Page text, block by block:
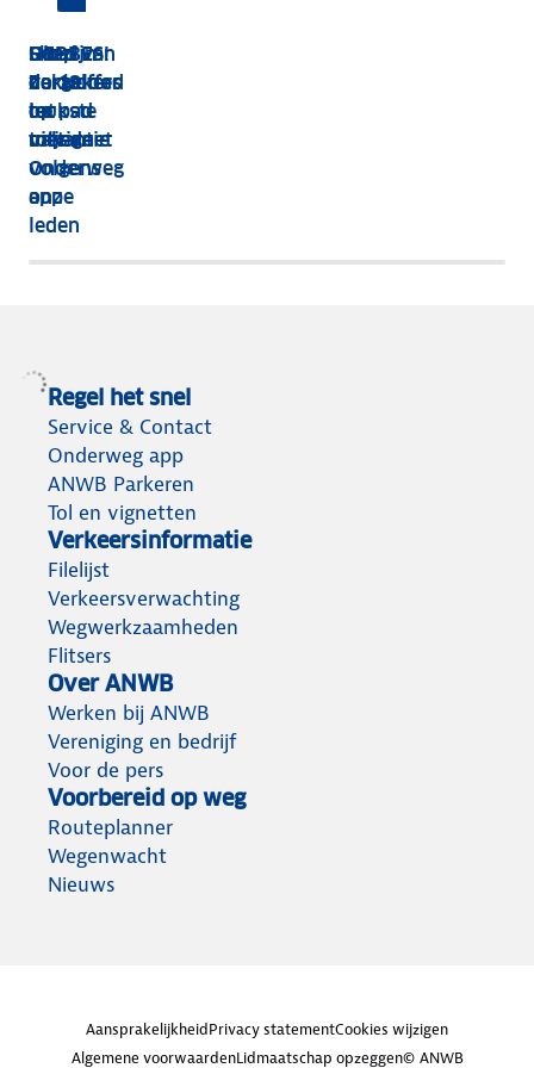
HEBBES!
Zorgeloos
op pad
met de
Onderweg
app
Shop van
dakkoffer
tot
tolvignet
Dit zijn
de 13
leukste
uitjes
volgens
onze
leden
Goed
verzekerd
op
vakantie
Regel het snel
Service & Contact
Onderweg app
ANWB Parkeren
Tol en vignetten
Verkeersinformatie
Filelijst
Verkeersverwachting
Wegwerkzaamheden
Flitsers
Over ANWB
Werken bij ANWB
Vereniging en bedrijf
Voor de pers
Voorbereid op weg
Routeplanner
Wegenwacht
Nieuws
AansprakelijkheidPrivacy statementCookies wijzigen
Algemene voorwaardenLidmaatschap opzeggen© ANWB